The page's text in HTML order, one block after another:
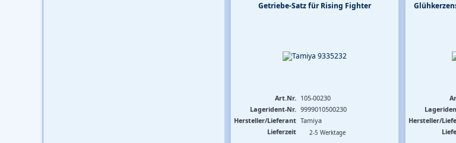
Getriebe-Satz für Rising Fighter
Art.Nr. 105-00230
Lagerident-Nr. 9999010500230
Hersteller/Lieferant Tamiya
Lieferzeit
2-5 Werktage
Hersteller/